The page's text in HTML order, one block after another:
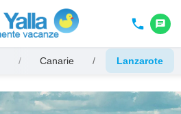
phone chat
/ Canarie / Lanzarote